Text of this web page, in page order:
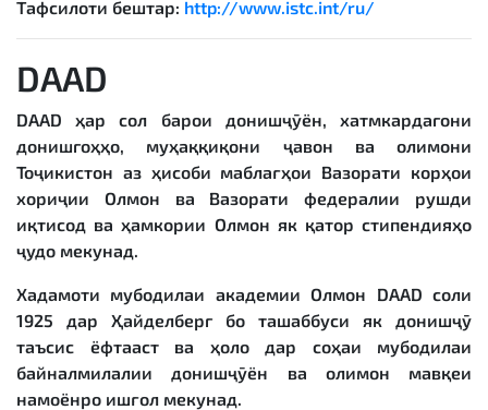
Тафсилоти бештар: http://www.istc.int/ru/
DAAD
DAAD ҳар сол барои донишҷӯён, хатмкардагони
донишгоҳҳо, муҳаққиқони ҷавон ва олимони
Тоҷикистон аз ҳисоби маблағҳои Вазорати корҳои
хориҷии Олмон ва Вазорати федералии рушди
иқтисод ва ҳамкории Олмон як қатор стипендияҳо
ҷудо мекунад.
Хадамоти мубодилаи академии Олмон DAAD соли
1925 дар Ҳайделберг бо ташаббуси як донишҷӯ
таъсис ёфтааст ва ҳоло дар соҳаи мубодилаи
байналмилалии донишҷӯён ва олимон мавқеи
намоёнро ишғол мекунад.